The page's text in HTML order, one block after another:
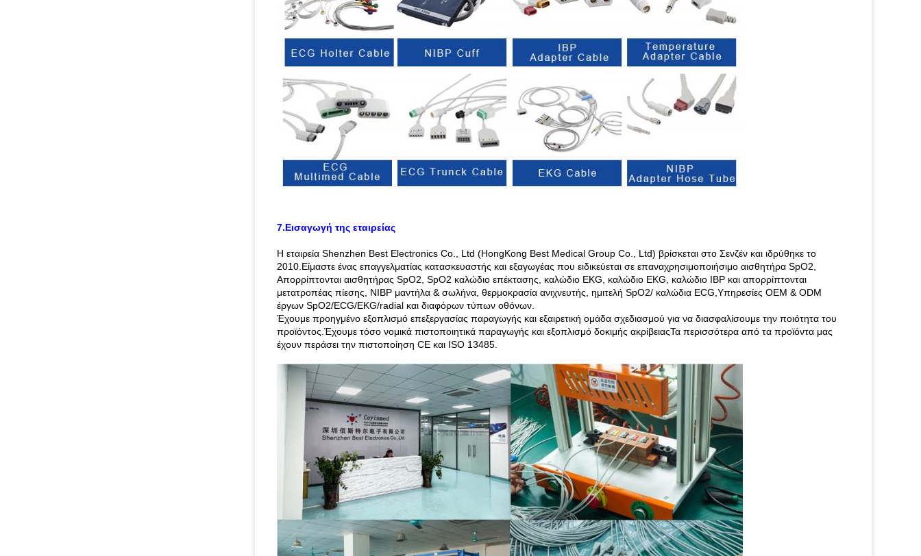
7.Εισαγωγή της εταιρείας
Η εταιρεία Shenzhen Best Electronics Co., Ltd (HongKong Best Medical Group Co., Ltd) βρίσκεται στο Σενζέν και ιδρύθηκε το
2010.Είμαστε ένας επαγγελματίας κατασκευαστής και εξαγωγέας που ειδικεύεται σε επαναχρησιμοποιήσιμο αισθητήρα SpO2,
Απορρίπτονται αισθητήρας SpO2, SpO2 καλώδιο επέκτασης, καλώδιο EKG, καλώδιο EKG, καλώδιο IBP και απορρίπτονται
μετατροπέας πίεσης, NIBP μαντήλα & σωλήνα, θερμοκρασία ανιχνευτής, ημιτελή SpO2/ καλώδια ECG,Υπηρεσίες OEM & ODM
έργων SpO2/ECG/EKG/radial και διαφόρων τύπων οθόνων.
Έχουμε προηγμένο εξοπλισμό επεξεργασίας παραγωγής και εξαιρετική ομάδα σχεδιασμού για να διασφαλίσουμε την ποιότητα του
προϊόντος.Έχουμε τόσο νομικά πιστοποιητικά παραγωγής και εξοπλισμό δοκιμής ακρίβειαςΤα περισσότερα από τα προϊόντα μας
έχουν περάσει την πιστοποίηση CE και ISO 13485.